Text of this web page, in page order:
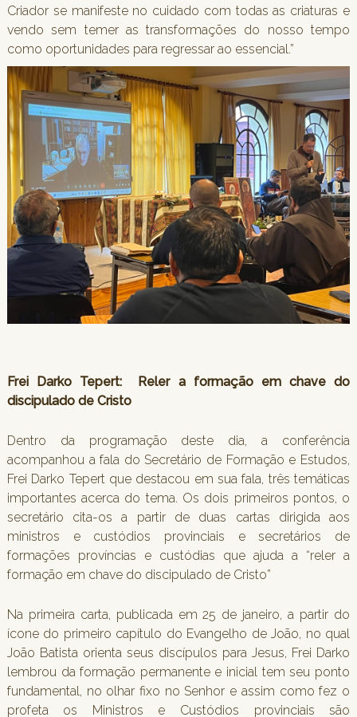
Criador se manifeste no cuidado com todas as criaturas e
vendo sem temer as transformações do nosso tempo
como oportunidades para regressar ao essencial.”
Frei Darko Tepert: Reler a formação em chave do
discipulado de Cristo
Dentro da programação deste dia, a conferência
acompanhou a fala do Secretário de Formação e Estudos,
Frei Darko Tepert que destacou em sua fala, três temáticas
importantes acerca do tema. Os dois primeiros pontos, o
secretário cita-os a partir de duas cartas dirigida aos
ministros e custódios provinciais e secretários de
formações províncias e custódias que ajuda a “reler a
formação em chave do discipulado de Cristo”
Na primeira carta, publicada em 25 de janeiro, a partir do
ícone do primeiro capítulo do Evangelho de João, no qual
João Batista orienta seus discípulos para Jesus, Frei Darko
lembrou da formação permanente e inicial tem seu ponto
fundamental, no olhar fixo no Senhor e assim como fez o
profeta os Ministros e Custódios provinciais são